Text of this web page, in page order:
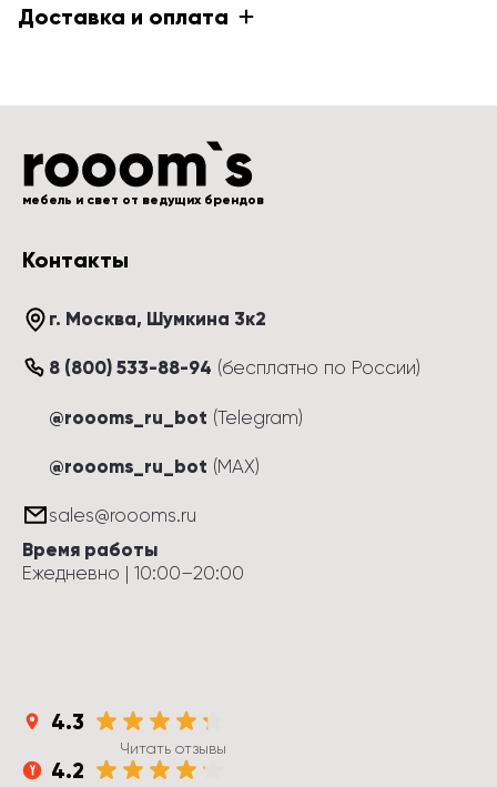
Доставка и оплата
мебель и свет от ведущих брендов
Контакты
г. Москва, Шумкина 3к2
8 (800) 533-88-94 (бесплатно по России)
@roooms_ru_bot (Telegram)
@roooms_ru_bot (MAX)
sales@roooms.ru
Время работы
Ежедневно | 10:00–20:00
4.3
Читать отзывы
4.2